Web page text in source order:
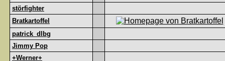
störfighter
Bratkartoffel
patrick_dlbg
Jimmy Pop
+Werner+